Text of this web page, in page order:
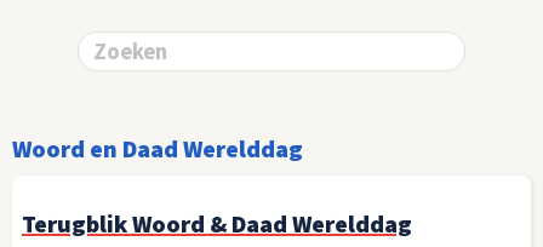
Woord en Daad Werelddag
Terugblik Woord & Daad Werelddag